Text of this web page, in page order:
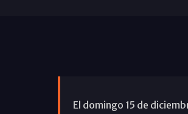
El domingo 15 de